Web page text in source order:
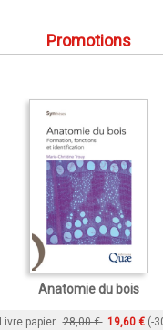
Promotions
Anatomie du bois
Livre papier 28,00 € 19,60 € (-